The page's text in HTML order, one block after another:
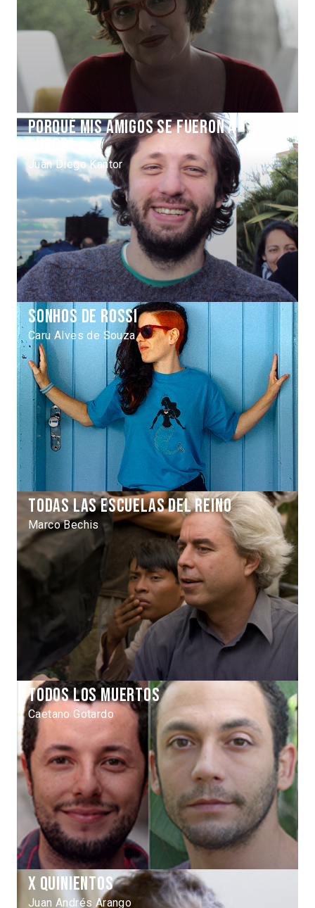
Porqué mis amigos se fueron a
Europa
Juan Diego Kantor
Sonhos de Rossi
Caru Alves de Souza
Todas las escuelas del reino
Marco Bechis
Todos Los Muertos
Caetano Gotardo
X Quinientos
Juan Andrés Arango